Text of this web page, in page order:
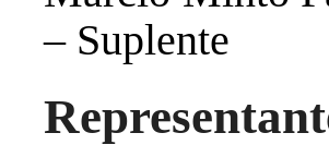
– Suplente